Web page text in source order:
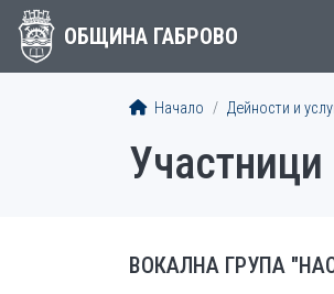
ОБЩИНА ГАБРОВО
Начало Дейности и
ВОКАЛНА ГРУПА